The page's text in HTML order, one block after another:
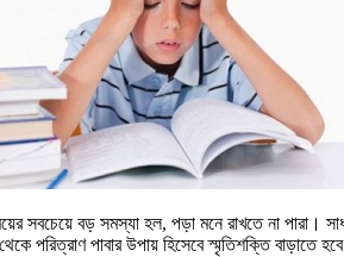
সবচেয়ে বড় সমস্যা হল, পড়া মনে রাখতে না পারা।
পরিত্রাণ পাবার উপায় হিসেবে স্মৃতিশক্তি বাড়াতে